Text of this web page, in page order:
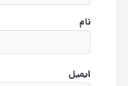
نام
ایمیل